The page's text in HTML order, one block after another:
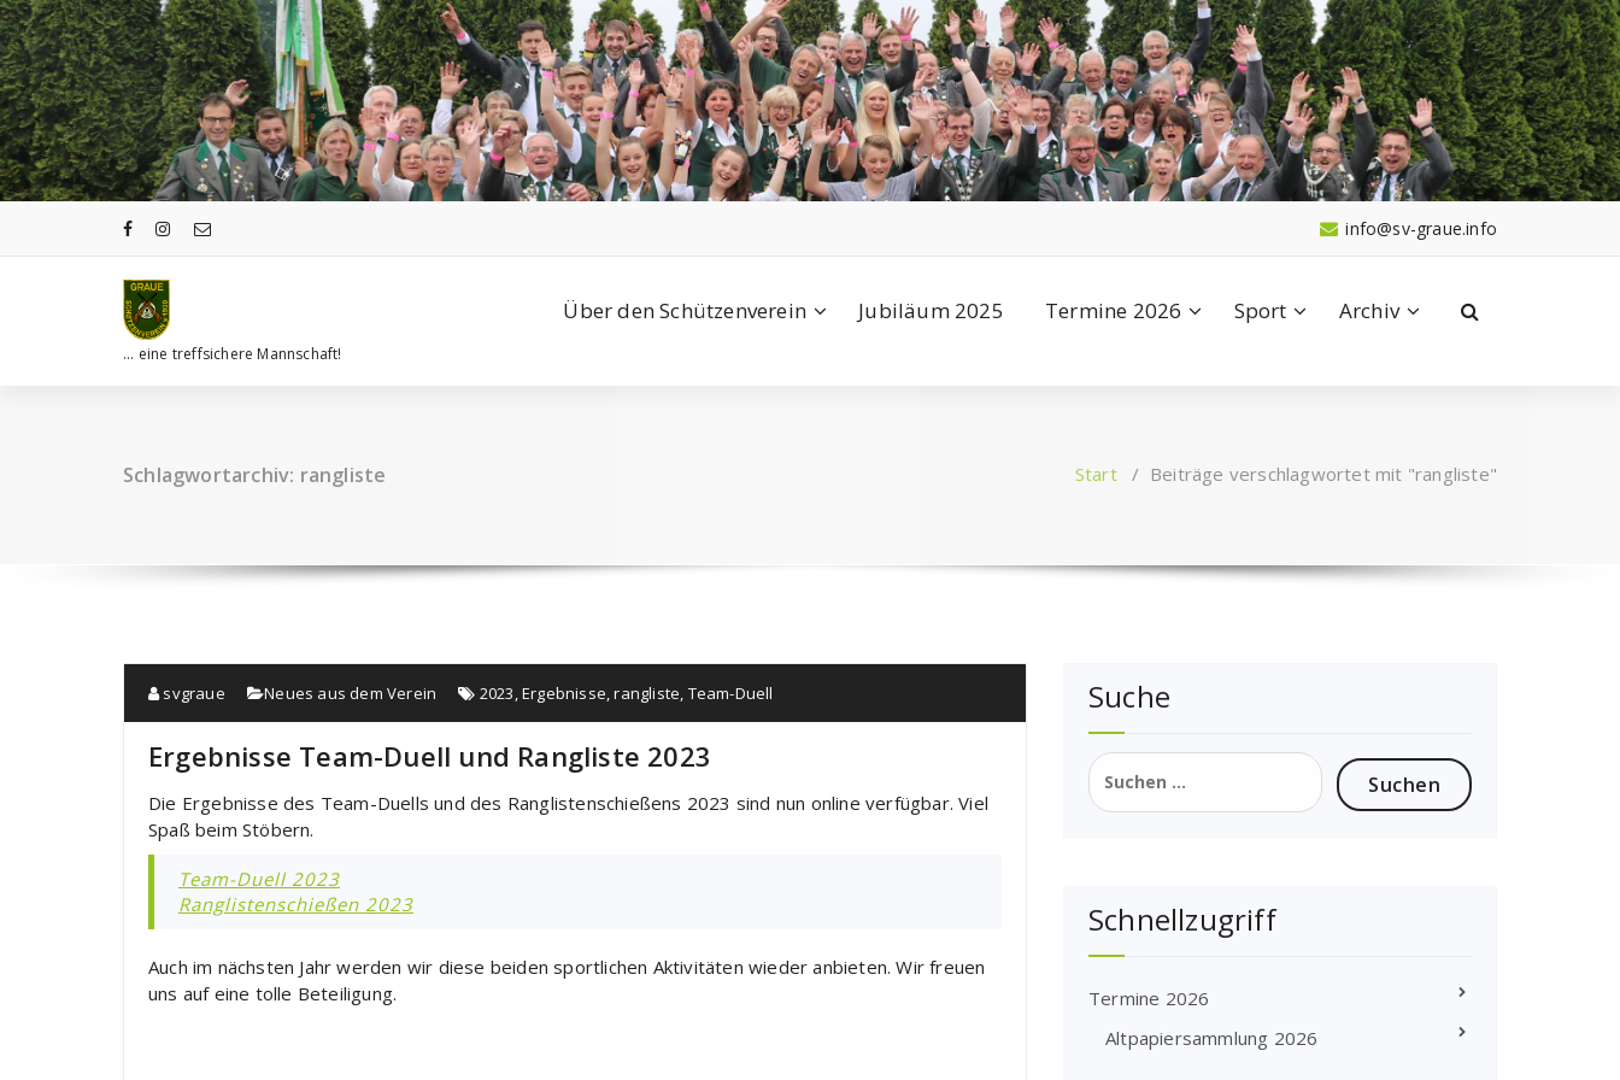
Zum
Inhalt
springen
info@sv-graue.info
... eine treffsichere Mannschaft!
Über den Schützenverein Jubiläum 2025 Termine 2026 Sport Archiv
Schlagwortarchiv: rangliste Start/ Beiträge verschlagwortet mit "rangliste"
svgraue Neues aus dem Verein 2023,Ergebnisse,rangliste, Team-Duell
Ergebnisse Team-Duell und Rangliste 2023
Die Ergebnisse des Team-Duells und des Ranglistenschießens 2023 sind nun online verfügbar. Viel
Spaß beim Stöbern.
Team-Duell 2023
Ranglistenschießen 2023
Auch im nächsten Jahr werden wir diese beiden sportlichen Aktivitäten wieder anbieten. Wir freuen
uns auf eine tolle Beteiligung.
Suche
Suchen
nach:
Schnellzugriff
Termine 2026
Altpapiersammlung 2026